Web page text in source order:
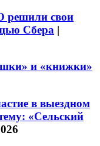
решили свои
Сбера |
и «книжки»
в выездном
«Сельский